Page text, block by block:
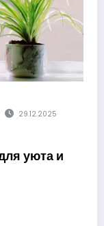
29.12.2025
уюта и